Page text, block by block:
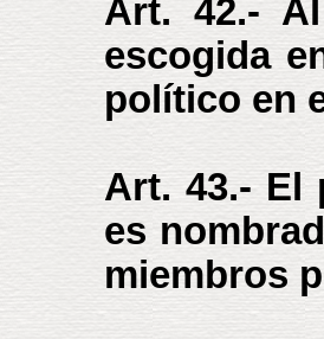
Art. 42.-
escogida
político en
Art. 43.- El
es
miembros